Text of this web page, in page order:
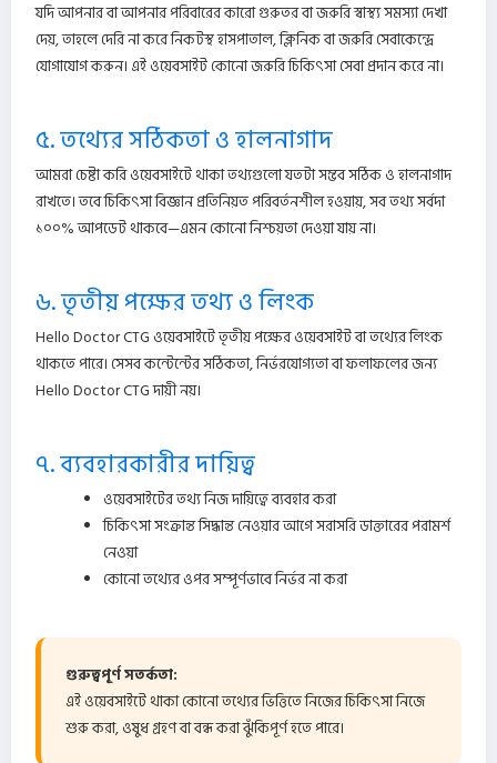
যদি আপনার বা আপনার পরিবারের কারো গুরুতর বা জরুরি স্বাস্থ্য সমস্যা দেখা
দেয়, তাহলে দেরি না করে নিকটস্থ হাসপাতাল, ক্লিনিক বা জরুরি সেবাকেন্দ্রে
যোগাযোগ করুন। এই ওয়েবসাইট কোনো জরুরি চিকিৎসা সেবা প্রদান করে না।
৫. তথ্যের সঠিকতা ও হালনাগাদ
আমরা চেষ্টা করি ওয়েবসাইটে থাকা তথ্যগুলো যতটা সম্ভব সঠিক ও হালনাগাদ
রাখতে। তবে চিকিৎসা বিজ্ঞান প্রতিনিয়ত পরিবর্তনশীল হওয়ায়, সব তথ্য সর্বদা
১০০% আপডেট থাকবে—এমন কোনো নিশ্চয়তা দেওয়া যায় না।
৬. তৃতীয় পক্ষের তথ্য ও লিংক
Hello Doctor CTG ওয়েবসাইটে তৃতীয় পক্ষের ওয়েবসাইট বা তথ্যের লিংক
থাকতে পারে। সেসব কন্টেন্টের সঠিকতা, নির্ভরযোগ্যতা বা ফলাফলের জন্য
Hello Doctor CTG দায়ী নয়।
৭. ব্যবহারকারীর দায়িত্ব
ওয়েবসাইটের তথ্য নিজ দায়িত্বে ব্যবহার করা
চিকিৎসা সংক্রান্ত সিদ্ধান্ত নেওয়ার আগে সরাসরি ডাক্তারের পরামর্শ
নেওয়া
কোনো তথ্যের ওপর সম্পূর্ণভাবে নির্ভর না করা
গুরুত্বপূর্ণ সতর্কতা:
এই ওয়েবসাইটে থাকা কোনো তথ্যের ভিত্তিতে নিজের চিকিৎসা নিজে
শুরু করা, ওষুধ গ্রহণ বা বন্ধ করা ঝুঁকিপূর্ণ হতে পারে।